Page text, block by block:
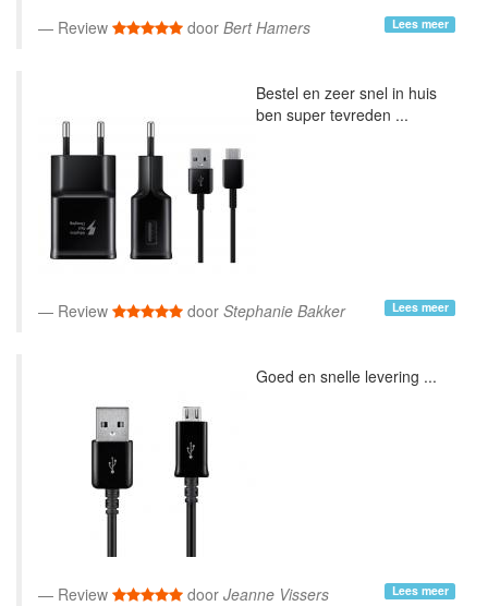
Review door Bert Hamers Lees meer
Bestel en zeer snel in huis
ben super tevreden ...
Review door Stephanie Bakker Lees meer
Goed en snelle levering ...
Review door Jeanne Vissers Lees meer